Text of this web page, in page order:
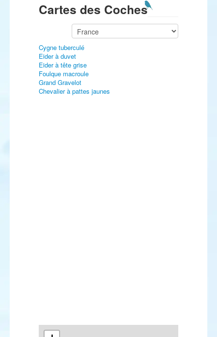
Cartes des Coches
Cygne tuberculé
Eider à duvet
Eider à tête grise
Foulque macroule
Grand Gravelot
Chevalier à pattes jaunes